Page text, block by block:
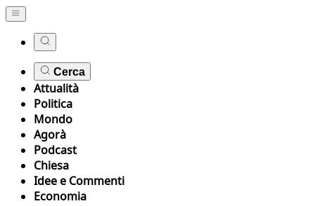
Cerca
Attualità
Politica
Mondo
Agorà
Podcast
Chiesa
Idee e Commenti
Economia